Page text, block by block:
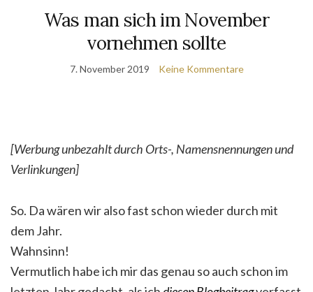
Was man sich im November
vornehmen sollte
7. November 2019 Keine Kommentare
[Werbung unbezahlt durch Orts-, Namensnennungen und
Verlinkungen]
So. Da wären wir also fast schon wieder durch mit
dem Jahr.
Wahnsinn!
Vermutlich habe ich mir das genau so auch schon im